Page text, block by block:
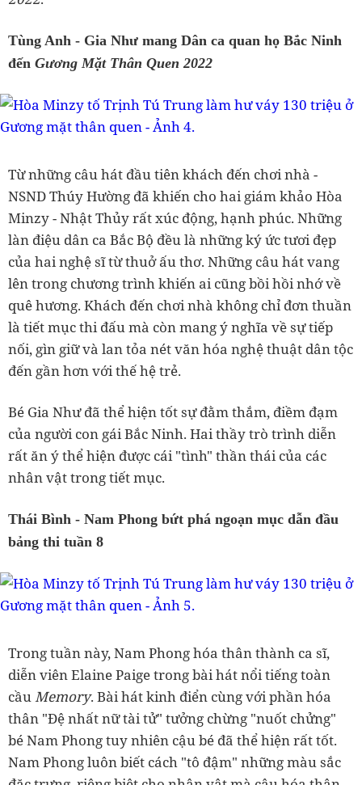
Tùng Anh - Gia Như mang Dân ca quan họ Bắc Ninh
đến Gương Mặt Thân Quen 2022
Từ những câu hát đầu tiênkhách đến chơi nhà -
NSND Thúy Hường đã khiến cho hai giám khảo Hòa
Minzy - Nhật Thủy rất xúc động, hạnh phúc. Những
làn điệu dân ca Bắc Bộ đều là những ký ức tươi đẹp
của hai nghệ sĩ từ thuở ấu thơ. Những câu hát vang
lên trong chương trình khiến ai cũng bồi hồi nhớ về
quê hương. Khách đến chơi nhà không chỉ đơn thuần
là tiết mục thi đấu mà còn mang ý nghĩa về sự tiếp
nối, gìn giữ và lan tỏa nét văn hóa nghệ thuật dân tộc
đến gần hơn với thế hệ trẻ.
Bé Gia Như đã thể hiện tốt sự đằm thắm, điềm đạm
của người con gái Bắc Ninh. Hai thầy trò trình diễn
rất ăn ý thể hiện được cái "tình" thần thái của các
nhân vật trong tiết mục.
Thái Bình - Nam Phong bứt phá ngoạn mục dẫn đầu
bảng thi tuần 8
Trong tuần này, Nam Phong hóa thân thành ca sĩ,
diễn viên Elaine Paige trong bài hát nổi tiếng toàn
cầuMemory. Bài hát kinh điển cùng với phần hóa
thân "Đệ nhất nữ tài tử" tưởng chừng "nuốt chửng"
bé Nam Phong tuy nhiên cậu bé đã thể hiện rất tốt.
Nam Phong luôn biết cách "tô đậm" những màu sắc